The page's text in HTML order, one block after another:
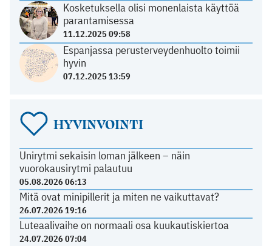
Kosketuksella olisi monenlaista käyttöä
parantamisessa
11.12.2025 09:58
Espanjassa perusterveydenhuolto toimii
hyvin
07.12.2025 13:59
HYVINVOINTI
Unirytmi sekaisin loman jälkeen – näin
vuorokausirytmi palautuu
05.08.2026 06:13
Mitä ovat minipillerit ja miten ne vaikuttavat?
26.07.2026 19:16
Luteaalivaihe on normaali osa kuukautiskiertoa
24.07.2026 07:04